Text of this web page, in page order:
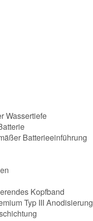
Wassertiefe
Batterieeinführung
Kopfband
Typ III Anodisierung